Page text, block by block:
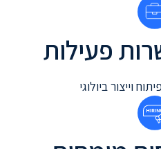
וייצור ביולוגי